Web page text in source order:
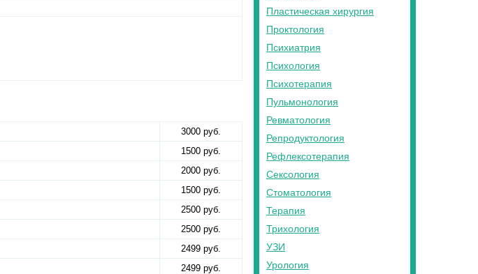
3000 руб.
1500 руб.
2000 руб.
1500 руб.
2500 руб.
2500 руб.
2499 руб.
2499 руб.
Пластическая хирургия
Проктология
Психиатрия
Психология
Психотерапия
Пульмонология
Ревматология
Репродуктология
Рефлексотерапия
Сексология
Стоматология
Терапия
Трихология
УЗИ
Урология